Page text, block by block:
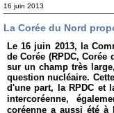
16 juin 2013
La Corée du Nord
Le 16 juin 2013, la
de Corée (RPDC,
sur un champ très
question nucléaire.
d'une part, la RPDC et
intercoréenne,
coréenne a aussi été à